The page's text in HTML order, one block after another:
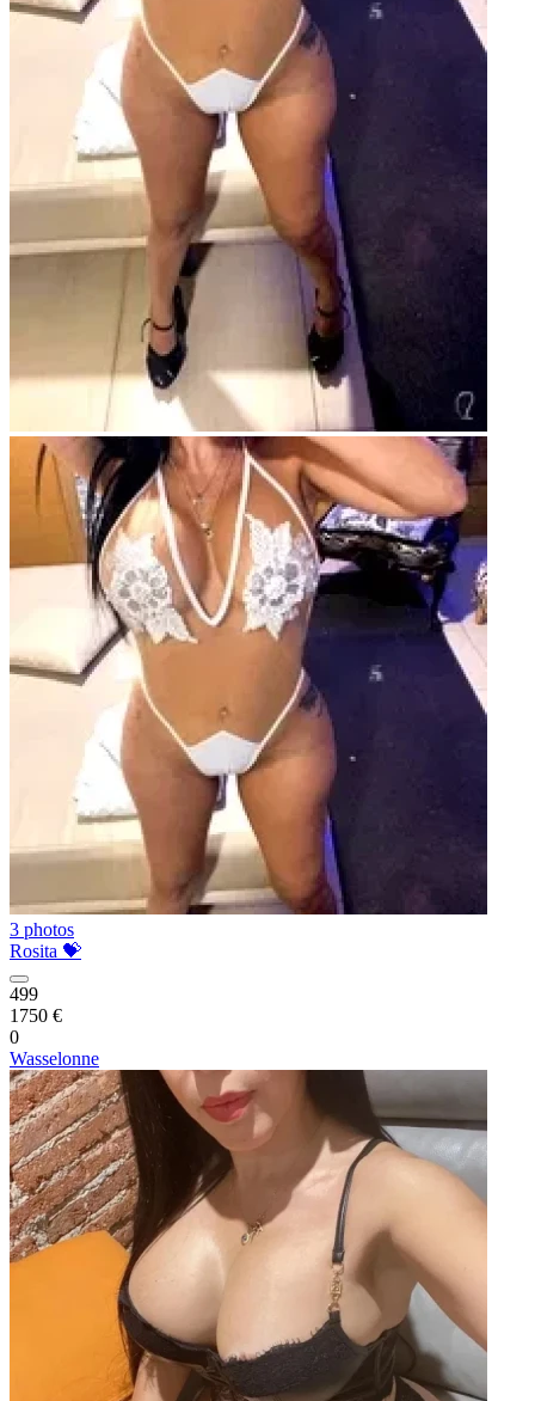
3 photos
Rosita 💝
499
1750 €
0
Wasselonne